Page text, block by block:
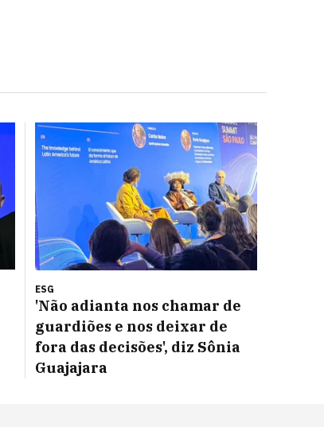
ESG
'Não adianta nos chamar de
guardiões e nos deixar de
fora das decisões', diz Sônia
Guajajara